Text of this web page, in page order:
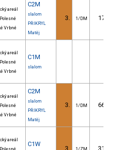
areál
Vrbné
C2M
slalom
PŘIKRYL
Matěj
3. 1/DM 17.93
areál
Vrbné
C1M
slalom
areál
Vrbné
C2M
slalom
PŘIKRYL
Matěj
3. 1/DM 66.55
areál
C1W
3. 31.21